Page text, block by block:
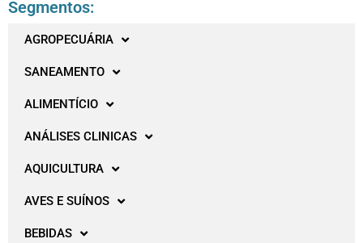
Segmentos:
AGROPECUÁRIA
SANEAMENTO
ALIMENTÍCIO
ANÁLISES CLINICAS
AQUICULTURA
AVES E SUÍNOS
BEBIDAS